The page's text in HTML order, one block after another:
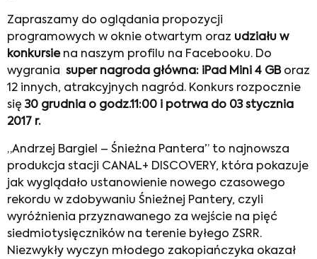
Zapraszamy do oglądania propozycji
programowych w oknie otwartym oraz udziału w
konkursiena naszym profilu na Facebooku. Do
wygrania super nagroda główna: iPad Mini 4 GBoraz
12 innych, atrakcyjnych nagród. Konkurs rozpocznie
się 30 grudnia o godz.11:00 i potrwa do 03 stycznia
2017 r.
„Andrzej Bargiel – Śnieżna Pantera” to najnowsza
produkcja stacji CANAL+ DISCOVERY, która pokazuje
jak wyglądało ustanowienie nowego czasowego
rekordu w zdobywaniu Śnieżnej Pantery, czyli
wyróżnienia przyznawanego za wejście na pięć
siedmiotysięczników na terenie byłego ZSRR.
Niezwykły wyczyn młodego zakopiańczyka okazał